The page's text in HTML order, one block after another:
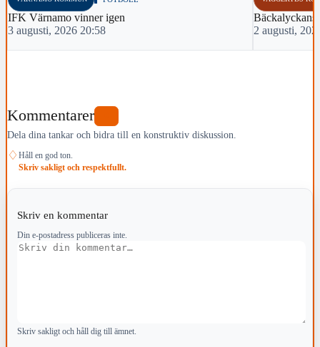
IFK Värnamo vinner igen
3 augusti, 2026 20:58
2 augusti,
Kommentarer
Dela dina tankar och bidra till en konstruktiv diskussion.
♢ Håll en god ton.
Skriv sakligt och respektfullt.
Skriv en kommentar
Din e-postadress publiceras inte.
Kommentar
Skriv sakligt och håll dig till ämnet.